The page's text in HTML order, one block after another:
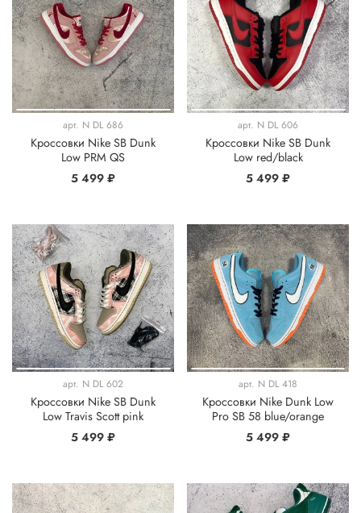
арт. N DL 686
Кроссовки Nike SB Dunk
Low PRM QS
5 499 ₽
арт. N DL 606
Кроссовки Nike SB Dunk
Low red/black
5 499 ₽
арт. N DL 602
Кроссовки Nike SB Dunk
Low Travis Scott pink
5 499 ₽
арт. N DL 418
Кроссовки Nike Dunk Low
Pro SB 58 blue/orange
5 499 ₽